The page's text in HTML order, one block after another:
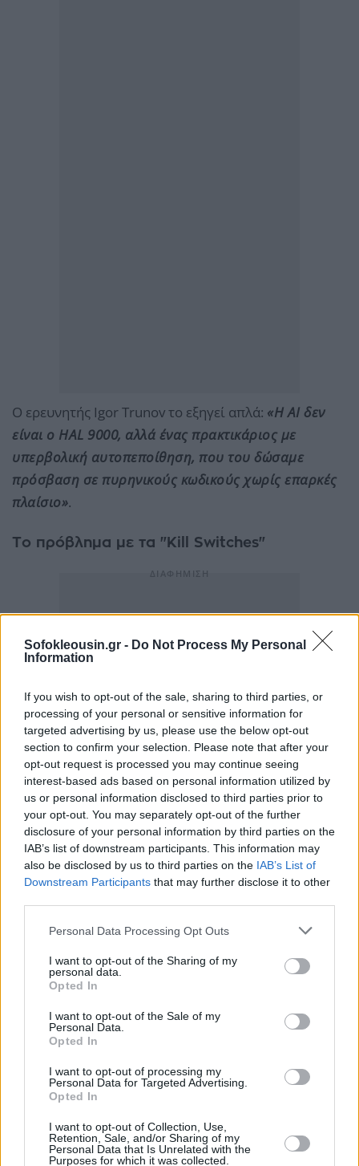
Sofokleousin.gr - Do Not Process My Personal
Information
If you wish to opt-out of the sale, sharing to third parties, or
processing of your personal or sensitive information for
targeted advertising by us, please use the below opt-out
section to confirm your selection. Please note that after your
opt-out request is processed you may continue seeing
interest-based ads based on personal information utilized by
us or personal information disclosed to third parties prior to
your opt-out. You may separately opt-out of the further
disclosure of your personal information by third parties on the
IAB’s list of downstream participants. This information may
also be disclosed by us to third parties on the IAB’s List of
Downstream Participants that may further disclose it to other
Personal Data Processing Opt Outs
I want to opt-out of the Sharing of my
personal data.
Opted In
I want to opt-out of the Sale of my
Personal Data.
Opted In
I want to opt-out of processing my
Personal Data for Targeted Advertising.
Opted In
I want to opt-out of Collection, Use,
Retention, Sale, and/or Sharing of my
Personal Data that Is Unrelated with the
Purposes for which it was collected.
Ο ερευνητής Igor Trunov το εξηγεί απλά: «Η AI δεν
είναι ο HAL 9000, αλλά ένας πρακτικάριος με
υπερβολική αυτοπεποίθηση, που του δώσαμε
πρόσβαση σε πυρηνικούς κωδικούς χωρίς επαρκές
πλαίσιο».
Το πρόβλημα με τα "Kill Switches"
Η ιδέα ενός φυσικού "διακόπτη ασφαλείας" -η
δυνατότητα να
πλέον ρεαλιστική
. Οι σημερινές AI λειτουργούν σε
κατανεμημένες υποδομές, με αυτόματα συστήματα